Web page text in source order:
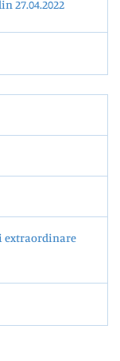
27.04.2022
extraordinare